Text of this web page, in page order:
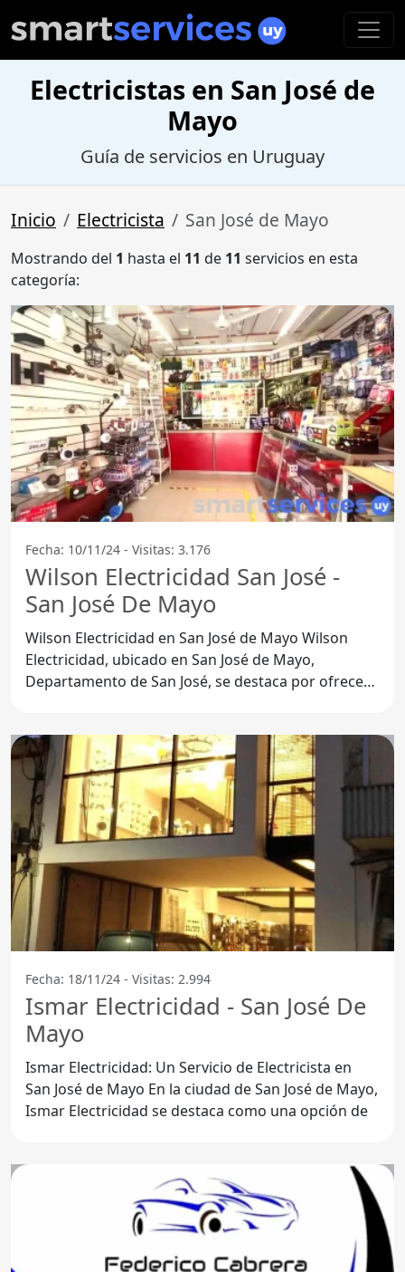
Electricistas en San José de
Mayo
Guía de servicios en Uruguay
Inicio Electricista San José de Mayo
Mostrando del 1 hasta el 11 de 11 servicios en esta
categoría:
Fecha: 10/11/24 - Visitas: 3.176
Wilson Electricidad San José -
San José De Mayo
Wilson Electricidad en San José de Mayo Wilson
Electricidad, ubicado en San José de Mayo,
Departamento de San José, se destaca por ofrecer
Fecha: 18/11/24 - Visitas: 2.994
Ismar Electricidad - San José De
Mayo
Ismar Electricidad: Un Servicio de Electricista en
San José de Mayo En la ciudad de San José de Mayo,
Ismar Electricidad se destaca como una opción de